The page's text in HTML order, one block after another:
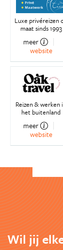
Luxe privéreizen
maat sinds 1993
meer
website
Reizen & werken
het buitenland
meer
website
Wil jij